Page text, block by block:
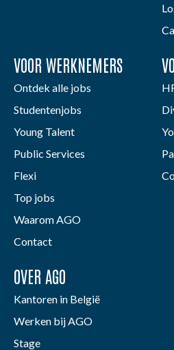
VOOR WERKNEMERS
Ontdek alle jobs
Studentenjobs
Young Talent
Public Services
Flexi
Top jobs
Waarom AGO
Contact
OVER AGO
Kantoren in België
Werken bij AGO
Stage